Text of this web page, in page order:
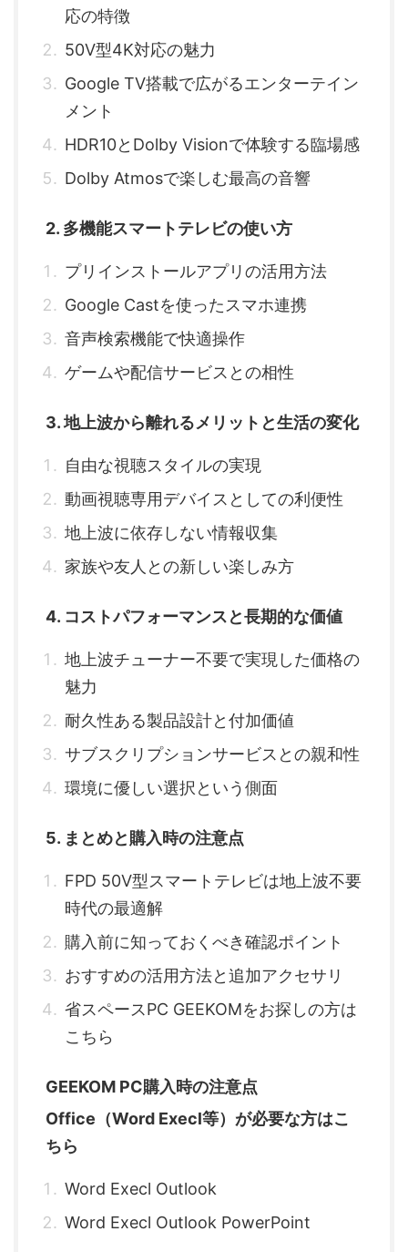
応の特徴
50V型4K対応の魅力
Google TV搭載で広がるエンターテイン
メント
HDR10とDolby Visionで体験する臨場感
Dolby Atmosで楽しむ最高の音響
2. 多機能スマートテレビの使い方
プリインストールアプリの活用方法
Google Castを使ったスマホ連携
音声検索機能で快適操作
ゲームや配信サービスとの相性
3. 地上波から離れるメリットと生活の変化
自由な視聴スタイルの実現
動画視聴専用デバイスとしての利便性
地上波に依存しない情報収集
家族や友人との新しい楽しみ方
4. コストパフォーマンスと長期的な価値
地上波チューナー不要で実現した価格の
魅力
耐久性ある製品設計と付加価値
サブスクリプションサービスとの親和性
環境に優しい選択という側面
5. まとめと購入時の注意点
FPD 50V型スマートテレビは地上波不要
時代の最適解
購入前に知っておくべき確認ポイント
おすすめの活用方法と追加アクセサリ
省スペースPC GEEKOMをお探しの方は
こちら
GEEKOM PC購入時の注意点
Office（Word Execl等）が必要な方はこ
ちら
Word Execl Outlook
Word Execl Outlook PowerPoint